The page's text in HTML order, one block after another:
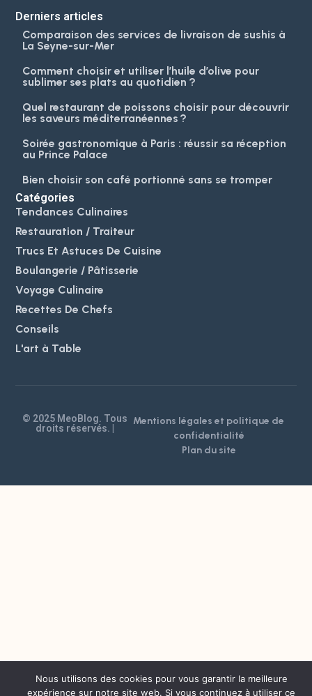
Derniers articles
Comparaison des services de livraison de sushis à
La Seyne-sur-Mer
Comment choisir et utiliser l’huile d’olive pour
sublimer ses plats au quotidien ?
Quel restaurant de poissons choisir pour découvrir
les saveurs méditerranéennes ?
Soirée gastronomique à Paris : réussir sa réception
au Prince Palace
Bien choisir son café portionné sans se tromper
Catégories
Tendances Culinaires
Restauration / Traiteur
Trucs Et Astuces De Cuisine
Boulangerie / Pâtisserie
Voyage Culinaire
Recettes De Chefs
Conseils
L'art à Table
© 2025 MeoBlog. Tous
droits réservés. |
Mentions légales et politique de
confidentialité
Plan du site
Nous utilisons des cookies pour vous garantir la meilleure
expérience sur notre site web. Si vous continuez à utiliser ce